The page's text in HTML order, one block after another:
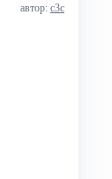
автор: с3с